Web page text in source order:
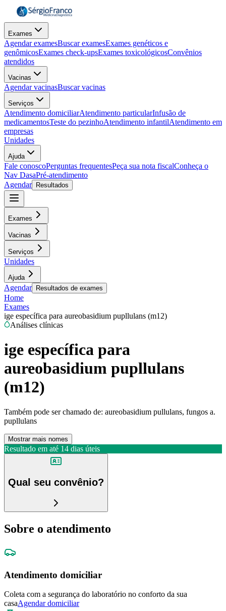
Exames
Agendar examesBuscar examesExames genéticos e
genômicosExames check-upsExames toxicológicosConvênios
atendidos
Vacinas
Agendar vacinasBuscar vacinas
Serviços
Atendimento domiciliarAtendimento particularInfusão de
medicamentosTeste do pezinhoAtendimento infantilAtendimento em
empresas
Unidades
Ajuda
Fale conoscoPerguntas frequentesPeça sua nota fiscalConheça o
Nav DasaPré-atendimento
Agendar
Resultados
Exames
Vacinas
Serviços
Unidades
Ajuda
Agendar Resultados de exames
Home
Exames
ige específica para aureobasidium pupllulans (m12)
Análises clínicas
ige específica para
aureobasidium pupllulans
(m12)
Também pode ser chamado de: aureobasidium pullulans, fungos a.
pupllulans
Mostrar mais nomes
Resultado em até 14 dias úteis
Qual seu convênio?
Sobre o atendimento
Atendimento domiciliar
Coleta com a segurança do laboratório no conforto da sua
casaAgendar domiciliar